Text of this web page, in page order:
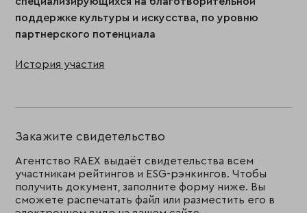
поддержке культуры и искусства, по уровню
партнерского потенциала
История участия
Закажите свидетельство
Агентство RAEX выдаёт свидетельства всем
участникам рейтингов и ESG-рэнкингов. Чтобы
получить документ, заполните форму ниже. Вы
сможете распечатать файл или разместить его в